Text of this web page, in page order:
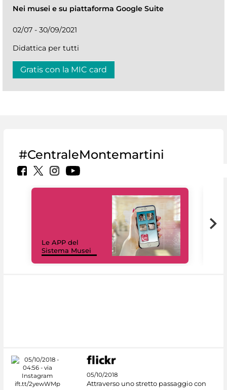
Nei musei e su piattaforma Google Suite
02/07 - 30/09/2021
Didattica per tutti
Gratis con la MIC card
#CentraleMontemartini
Le APP del
Sistema Musei
05/10/2018
Attraverso uno stretto passaggio con